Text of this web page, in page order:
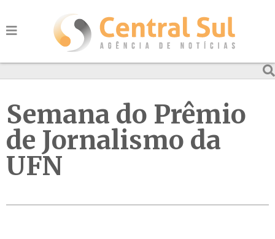
Semana do Prêmio
de Jornalismo da
UFN